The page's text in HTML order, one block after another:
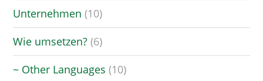
Unternehmen (10)
Wie umsetzen? (6)
~ Other Languages (10)